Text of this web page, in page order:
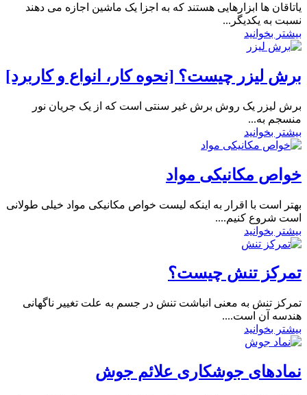
یاتاقان ها ابزارهایی هستند که به اجزا یک ماشین اجازه می دهند
نسبت به یکدیگر...
بیشتر بخوانید
برش لیزر چیست؟ [نحوه کار، انواع و کاربرد]
برش لیزر یک روش برش غیر سنتی است که از یک جریان نور
منسجم به...
بیشتر بخوانید
خواص مکانیکی مواد
بهتر است با اقرار به اینکه لیست خواص مکانیکی مواد خیلی طولانی
است شروع کنیم....
بیشتر بخوانید
تمرکز تنش چیست؟
تمرکز تنش به معنی انباشت تنش در جسم به علت تغییر ناگهانی
هندسه آن است....
بیشتر بخوانید
نمادهای جوشکاری علائم جوش